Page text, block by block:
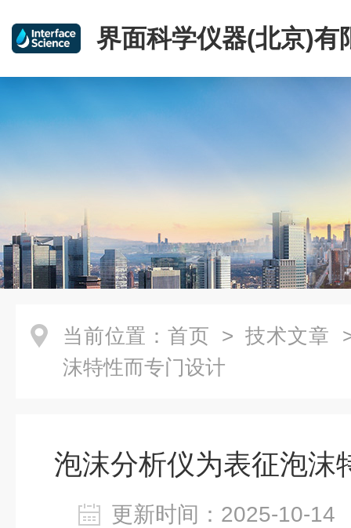
界面科学仪器(北京)有
当前位置： 首页 > 技术文章
沫特性而专门设计
泡沫分析仪为表征泡沫
更新时间：2025-10-